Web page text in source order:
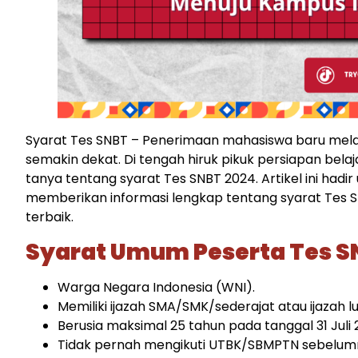
Syarat Tes SNBT – Penerimaan mahasiswa baru
semakin dekat. Di tengah hiruk pikuk persiapan
tanya tentang syarat Tes SNBT 2024. Artikel ini
memberikan informasi lengkap tentang syarat Tes
terbaik.
Syarat Umum Peserta Tes
Warga Negara Indonesia (WNI).
Memiliki ijazah SMA/SMK/sederajat atau ijazah
Berusia maksimal 25 tahun pada tanggal 31 Juli
Tidak pernah mengikuti UTBK/SBMPTN